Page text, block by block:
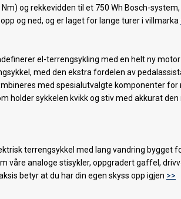
og rekkevidden til et 750 Wh Bosch-
og ned, og er laget for lange turer i villmarka
el-terrengsykling med en helt ny
med den ekstra fordelen av
med spesialutvalgte komponenter
holder sykkelen kvikk og stiv med akkurat
terrengsykkel med lang vandring bygget
våre analoge stisykler, oppgradert gaffel,
betyr at du har din egen skyss opp igjen >>